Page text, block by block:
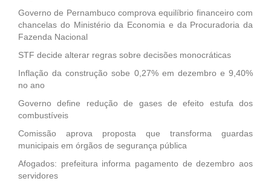
Governo de Pernambuco comprova equilíbrio financeiro com
chancelas do Ministério da Economia e da Procuradoria da
Fazenda Nacional
STF decide alterar regras sobre decisões monocráticas
Inflação da construção sobe 0,27% em dezembro e 9,40%
no ano
Governo define redução de gases de efeito estufa dos
combustíveis
Comissão aprova proposta que transforma guardas
municipais em órgãos de segurança pública
Afogados: prefeitura informa pagamento de dezembro aos
servidores